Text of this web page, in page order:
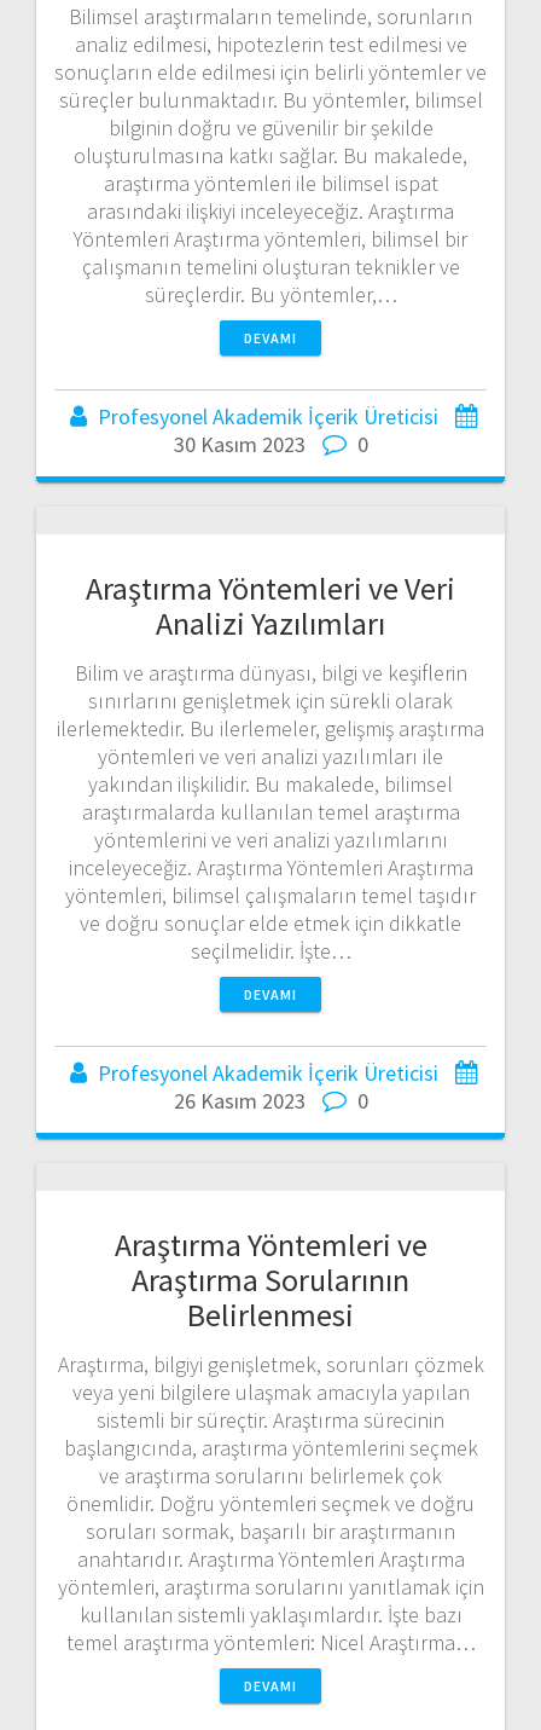
Bilimsel araştırmaların temelinde, sorunların
analiz edilmesi, hipotezlerin test edilmesi ve
sonuçların elde edilmesi için belirli yöntemler ve
süreçler bulunmaktadır. Bu yöntemler, bilimsel
bilginin doğru ve güvenilir bir şekilde
oluşturulmasına katkı sağlar. Bu makalede,
araştırma yöntemleri ile bilimsel ispat
arasındaki ilişkiyi inceleyeceğiz. Araştırma
Yöntemleri Araştırma yöntemleri, bilimsel bir
çalışmanın temelini oluşturan teknikler ve
süreçlerdir. Bu yöntemler,…
DEVAMI
Profesyonel Akademik İçerik Üreticisi
30 Kasım 2023
0
Araştırma Yöntemleri ve Veri
Analizi Yazılımları
Bilim ve araştırma dünyası, bilgi ve keşiflerin
sınırlarını genişletmek için sürekli olarak
ilerlemektedir. Bu ilerlemeler, gelişmiş araştırma
yöntemleri ve veri analizi yazılımları ile
yakından ilişkilidir. Bu makalede, bilimsel
araştırmalarda kullanılan temel araştırma
yöntemlerini ve veri analizi yazılımlarını
inceleyeceğiz. Araştırma Yöntemleri Araştırma
yöntemleri, bilimsel çalışmaların temel taşıdır
ve doğru sonuçlar elde etmek için dikkatle
seçilmelidir. İşte…
DEVAMI
Profesyonel Akademik İçerik Üreticisi
26 Kasım 2023
0
Araştırma Yöntemleri ve
Araştırma Sorularının
Belirlenmesi
Araştırma, bilgiyi genişletmek, sorunları çözmek
veya yeni bilgilere ulaşmak amacıyla yapılan
sistemli bir süreçtir. Araştırma sürecinin
başlangıcında, araştırma yöntemlerini seçmek
ve araştırma sorularını belirlemek çok
önemlidir. Doğru yöntemleri seçmek ve doğru
soruları sormak, başarılı bir araştırmanın
anahtarıdır. Araştırma Yöntemleri Araştırma
yöntemleri, araştırma sorularını yanıtlamak için
kullanılan sistemli yaklaşımlardır. İşte bazı
temel araştırma yöntemleri: Nicel Araştırma…
DEVAMI